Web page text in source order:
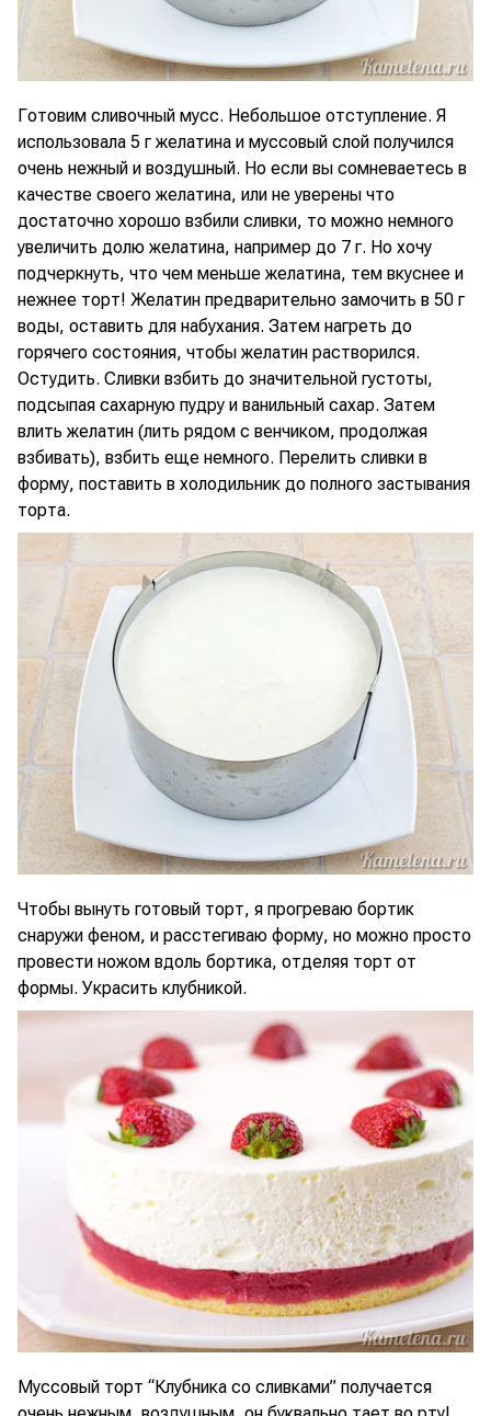
Готовим сливочный мусс. Небольшое отступление. Я
использовала 5 г желатина и муссовый слой получился
очень нежный и воздушный. Но если вы сомневаетесь в
качестве своего желатина, или не уверены что
достаточно хорошо взбили сливки, то можно немного
увеличить долю желатина, например до 7 г. Но хочу
подчеркнуть, что чем меньше желатина, тем вкуснее и
нежнее торт! Желатин предварительно замочить в 50 г
воды, оставить для набухания. Затем нагреть до
горячего состояния, чтобы желатин растворился.
Остудить. Сливки взбить до значительной густоты,
подсыпая сахарную пудру и ванильный сахар. Затем
влить желатин (лить рядом с венчиком, продолжая
взбивать), взбить еще немного. Перелить сливки в
форму, поставить в холодильник до полного застывания
торта.
Чтобы вынуть готовый торт, я прогреваю бортик
снаружи феном, и расстегиваю форму, но можно просто
провести ножом вдоль бортика, отделяя торт от
формы. Украсить клубникой.
Муссовый торт “Клубника со сливками” получается